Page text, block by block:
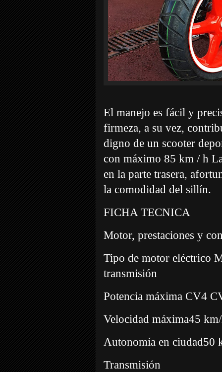
El manejo es fácil y
firmeza, a su vez,
digno de un scooter
con máximo 85 km / h
en la parte trasera,
la comodidad del sillín.
FICHA TECNICA
Motor, prestaciones y
Tipo de motor eléctrico
transmisión
Potencia máxima CV4
Velocidad máxima45
Autonomía en ciudad50
Transmisión